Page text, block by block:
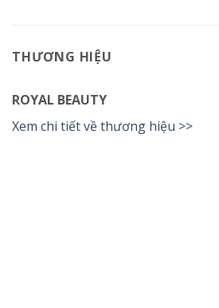
THƯƠNG HIỆU
ROYAL BEAUTY
Xem chi tiết về thương hiệu >>